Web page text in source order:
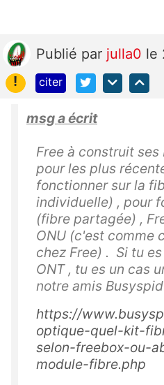
Publié par julla0 le
!
citer
msg a écrit
Free à construit ses
pour les plus
fonctionner sur la
individuelle) , pour
(fibre partagée) ,
ONU (c'est comme
chez Free) . Si tu
ONT , tu es un cas
notre amis
https://
optique-quel-kit-
selon-freebox-ou-
module-fibre.php